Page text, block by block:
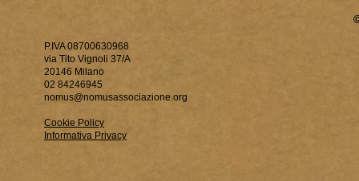
P.IVA 08700630968
via Tito Vignoli 37/A
20146 Milano
02 84246945
nomus@nomusassociazione.org
Cookie Policy
Informativa Privacy